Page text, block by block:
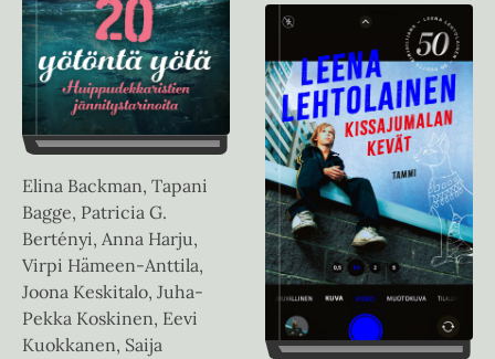
Elina Backman, Tapani
Bagge, Patricia G.
Bertényi, Anna Harju,
Virpi Hämeen-Anttila,
Joona Keskitalo, Juha-
Pekka Koskinen, Eevi
Kuokkanen, Saija